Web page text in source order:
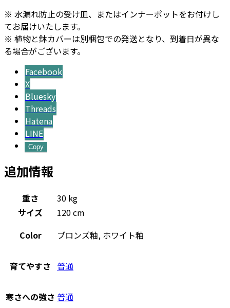
※ 水漏れ防止の受け皿、またはインナーポットをお付けし
てお届けいたします。
※ 植物と鉢カバーは別梱包での発送となり、到着日が異な
る場合がございます。
Facebook
X
Bluesky
Threads
Hatena
LINE
Copy
追加情報
重さ
30 kg
サイズ
120 cm
Color
ブロンズ釉, ホワイト釉
育てやすさ 普通
寒さへの強さ 普通